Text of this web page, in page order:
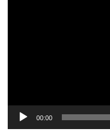
00:00